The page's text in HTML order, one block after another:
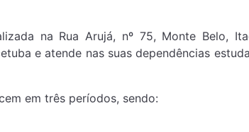
na Rua Arujá, nº 75, Monte Belo,
e atende nas suas dependências
em três períodos, sendo: